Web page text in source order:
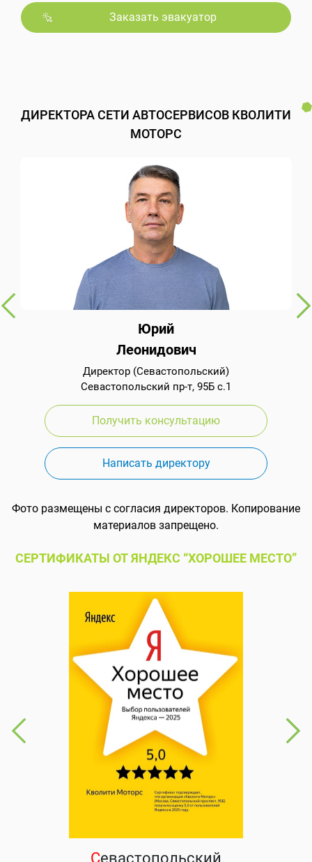
Заказать эвакуатор
ДИРЕКТОРА СЕТИ АВТОСЕРВИСОВ КВОЛИТИ
МОТОРС
Юрий
Леонидович
Директор (Севастопольский)
Севастопольский пр-т, 95Б с.1
Получить консультацию
Написать директору
Фото размещены с согласия директоров. Копирование
материалов запрещено.
СЕРТИФИКАТЫ ОТ ЯНДЕКС “ХОРОШЕЕ МЕСТО”
Севастопольский